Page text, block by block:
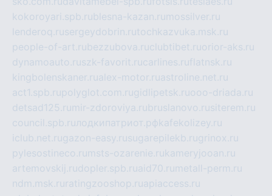
kokoroyari.spb.rublesna-kazan.ru mossilver.ru
lenderoq.rusergeydobrin.rutochkazvuka.msk.ru
people-of-art.rubezzubova.ruclubtibet.ruorior-aks.ru
dynamoauto.ruszk-favorit.rucarlines.ruflatnsk.ru
kingbolenskaner.rualex-motor.ruastroline.net.ru
act1.spb.rupolyglot.com.rugidlipetsk.ruooo-driada.ru
detsad125.ru mir-zdoroviya.rubruslanovo.rusiterem.ru
council.spb.ruлодкипатриот.рфkafekolizey.ru
iclub.net.rugazon-easy.rusugarepilekb.rugrinox.ru
pylesostineco.ru msts-ozarenie.rukameryjooan.ru
artemovskij.rudopler.spb.ruaid70.ru metall-perm.ru
ndm.msk.ru ratingzooshop.ruapiaccess.ru